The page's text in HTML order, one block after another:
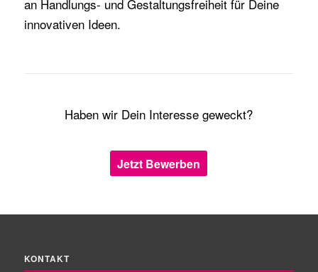
an Handlungs- und Gestaltungsfreiheit für Deine
innovativen Ideen.
Haben wir Dein Interesse geweckt?
Jetzt Bewerben
KONTAKT